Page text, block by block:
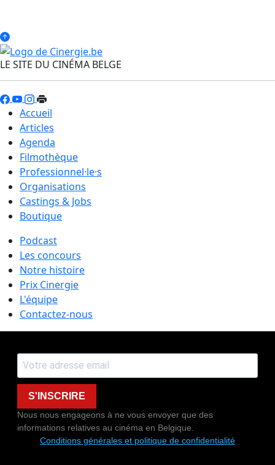
LE SITE DU CINÉMA BELGE
Accueil
Articles
Agenda
Filmothèque
Professionnel·le·s
Organisations
Castings & Jobs
Boutique
Podcast
Les concours
Notre histoire
Prix Cinergie
L'équipe
Contactez-nous
S'INSCRIRE
Nous nous engageons à ne vous envoyer que des
informations relatives au cinéma en Belgique.
Conditions générales et politique de confidentialité